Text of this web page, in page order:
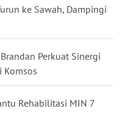
ke Sawah, Dampingi
Perkuat Sinergi
Komsos
Rehabilitasi MIN 7